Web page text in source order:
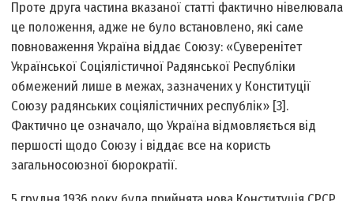
Проте друга частина вказаної статті фактично нівелювала
це положення, адже не було встановлено, які саме
повноваження Україна віддає Союзу: «Суверенітет
Української Соціялістичної Радянської Республіки
обмежений лише в межах, зазначених у Конституції
Союзу радянських соціялістичних республік» [3].
Фактично це означало, що Україна відмовляється від
першості щодо Союзу і віддає все на користь
загальносоюзної бюрократії.